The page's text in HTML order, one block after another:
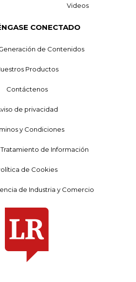
Videos
CONECTADO
de Contenidos
Productos
Contáctenos
de privacidad
y Condiciones
de Información
de Cookies
de Industria y Comercio